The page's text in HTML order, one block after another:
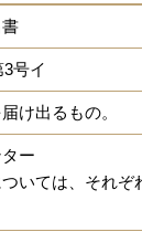
号イ
け出るもの。
ー
いては、それぞ